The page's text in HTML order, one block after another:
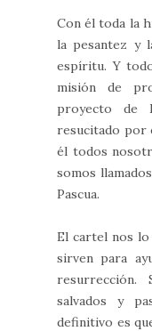
Con él toda la
la pesantez y
espíritu. Y
misión de
proyecto de
resucitado por
él todos
somos
Pascua.
El cartel nos lo
sirven para
resurrección.
salvados y
definitivo es